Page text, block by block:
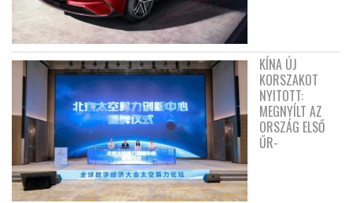
KÍNA ÚJ
KORSZAKOT
NYITOTT:
MEGNYÍLT AZ
ORSZÁG ELSŐ
ŰR-